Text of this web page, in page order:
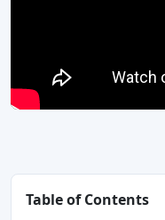
Table of Contents